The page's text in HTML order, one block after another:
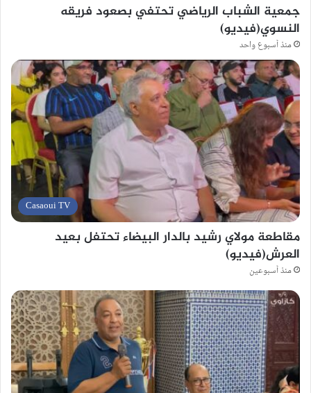
جمعية الشباب الرياضي تحتفي بصعود فريقه
النسوي(فيديو)
منذ أسبوع واحد
Casaoui TV
مقاطعة مولاي رشيد بالدار البيضاء تحتفل بعيد
العرش(فيديو)
منذ أسبوعين